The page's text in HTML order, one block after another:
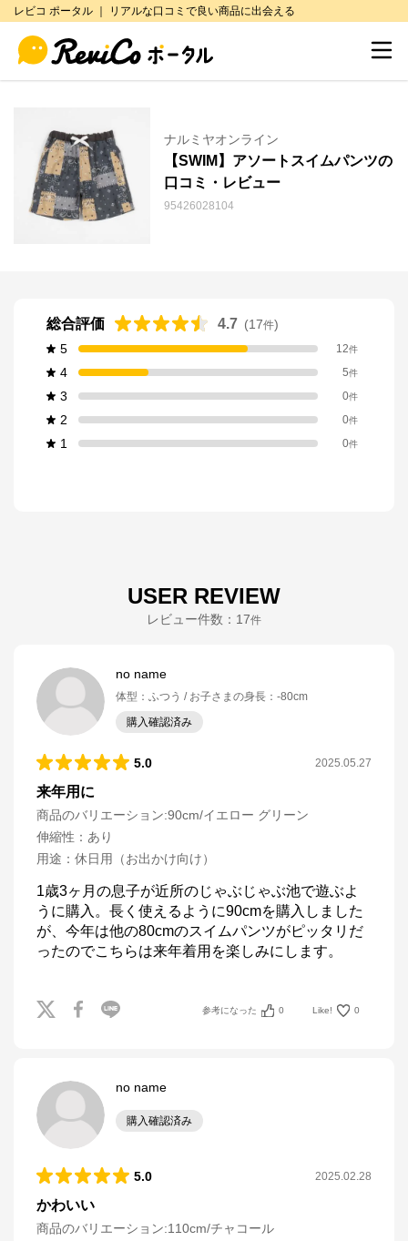
レビコ ポータル ｜ リアルな口コミで良い商品に出会える
ナルミヤオンライン
【SWIM】アソートスイムパンツの
口コミ・レビュー
95426028104
総合評価 4.7 (17件)
5
12件
4 5件
3 0件
2 0件
1 0件
USER REVIEW
レビュー件数： 17件
no name
体型 ： ふつう お子さまの身長 ： -80cm
購入確認済み
5.0 2025.05.27
来年用に
商品のバリエーション:90cm/イエロー グリーン
伸縮性 ： あり
用途 ： 休日用（お出かけ向け）
1歳3ヶ月の息子が近所のじゃぶじゃぶ池で遊ぶよ
うに購入。長く使えるように90cmを購入しました
が、今年は他の80cmのスイムパンツがピッタリだ
ったのでこちらは来年着用を楽しみにします。
参考になった 0 Like! 0
no name
購入確認済み
5.0 2025.02.28
かわいい
商品のバリエーション:110cm/チャコール